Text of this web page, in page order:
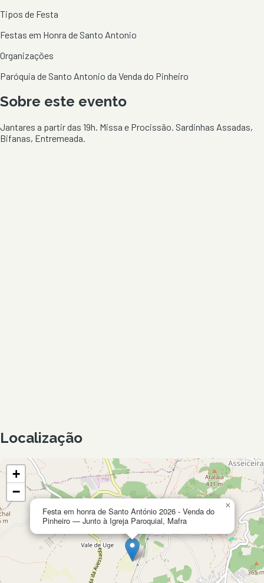
Tipos de Festa
Festas em Honra de Santo Antonio
Organizações
Paróquia de Santo Antonio da Venda do Pinheiro
Sobre este evento
Jantares a partir das 19h. Missa e Procissão. Sardinhas Assadas,
Bifanas, Entremeada.
Localização
Festa em honra de Santo António 2026 - Venda do
Pinheiro — Junto à Igreja Paroquial, Mafra
×
+
−